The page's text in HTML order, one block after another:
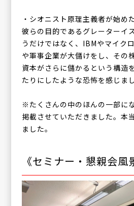
・シオニスト原理主義者が始め
彼らの目的であるグレーターイ
うだけではなく、IBMやマイク
や軍事企業が大儲けをし、その
資本がさらに儲かるという構造
たりにしたような恐怖を感じまし
※たくさんの中のほんの一部に
掲載させていただきました。本
ました。
《セミナー・懇親会風